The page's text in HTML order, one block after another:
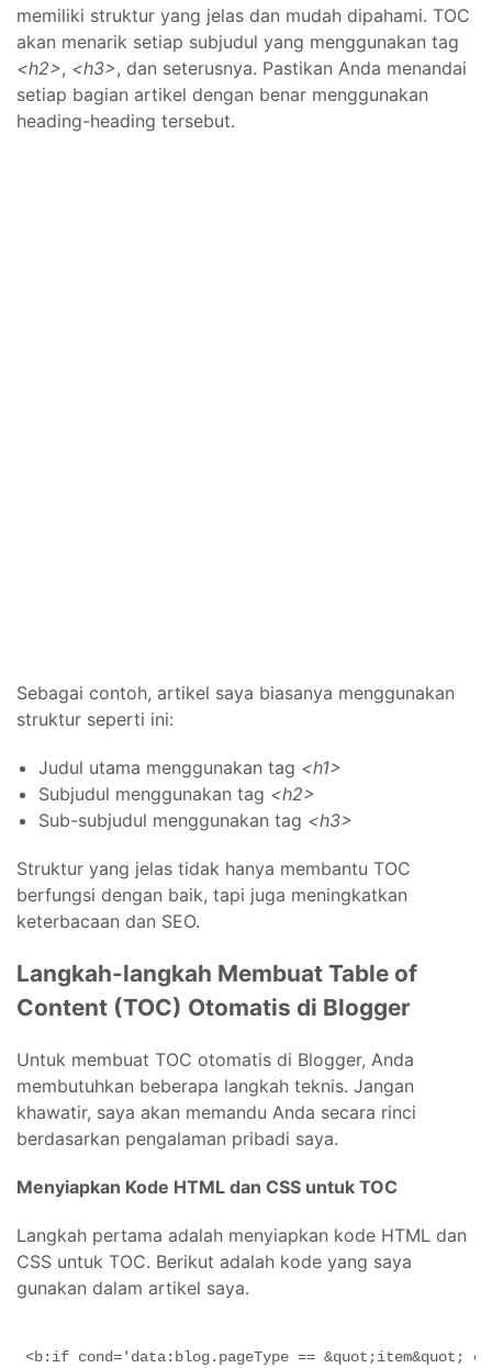
memiliki struktur yang jelas dan mudah dipahami. TOC
akan menarik setiap subjudul yang menggunakan tag
<h2>, <h3>, dan seterusnya. Pastikan Anda menandai
setiap bagian artikel dengan benar menggunakan
heading-heading tersebut.
Sebagai contoh, artikel saya biasanya menggunakan
struktur seperti ini:
Judul utama menggunakan tag <h1>
Subjudul menggunakan tag <h2>
Sub-subjudul menggunakan tag <h3>
Struktur yang jelas tidak hanya membantu TOC
berfungsi dengan baik, tapi juga meningkatkan
keterbacaan dan SEO.
Langkah-langkah Membuat Table of
Content (TOC) Otomatis di Blogger
Untuk membuat TOC otomatis di Blogger, Anda
membutuhkan beberapa langkah teknis. Jangan
khawatir, saya akan memandu Anda secara rinci
berdasarkan pengalaman pribadi saya.
Menyiapkan Kode HTML dan CSS untuk TOC
Langkah pertama adalah menyiapkan kode HTML dan
CSS untuk TOC. Berikut adalah kode yang saya
gunakan dalam artikel saya.
<b:if cond='data:blog.pageType == &quot;item&quot;